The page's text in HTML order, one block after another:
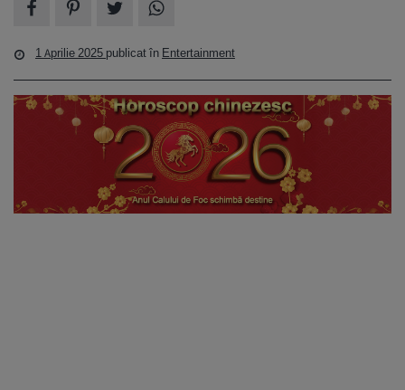
1 Aprilie 2025 publicat în Entertainment